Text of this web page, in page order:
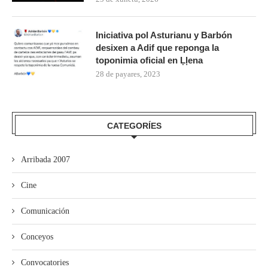
Iniciativa pol Asturianu y Barbón
desixen a Adif que reponga la
toponimia oficial en Ḷḷena
28 de payares, 2023
CATEGORÍES
Arribada 2007
Cine
Comunicación
Conceyos
Convocatories